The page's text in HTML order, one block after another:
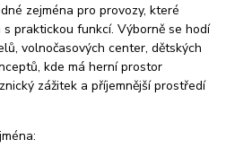
zejména pro provozy, které
praktickou funkcí. Výborně se hodí
volnočasových center, dětských
kde má herní prostor
zážitek a příjemnější prostředí